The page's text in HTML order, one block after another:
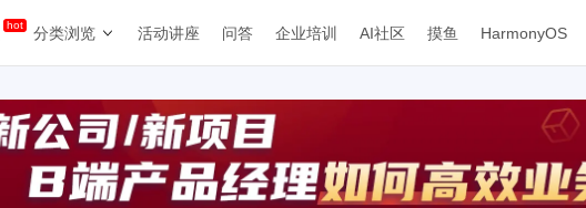
分类浏览 活动讲座 问答 企业培训 AI社区 摸鱼 HarmonyOS